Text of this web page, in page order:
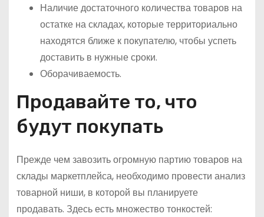
Наличие достаточного количества товаров на
остатке на складах, которые территориально
находятся ближе к покупателю, чтобы успеть
доставить в нужные сроки.
Оборачиваемость.
Продавайте то, что
будут покупать
Прежде чем завозить огромную партию товаров на
склады маркетплейса, необходимо провести анализ
товарной ниши, в которой вы планируете
продавать. Здесь есть множество тонкостей: